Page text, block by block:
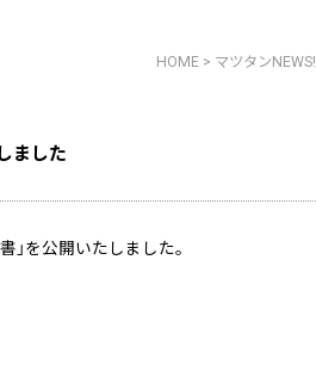
HOME > マツタンNEWS!
ました
」を公開いたしました。